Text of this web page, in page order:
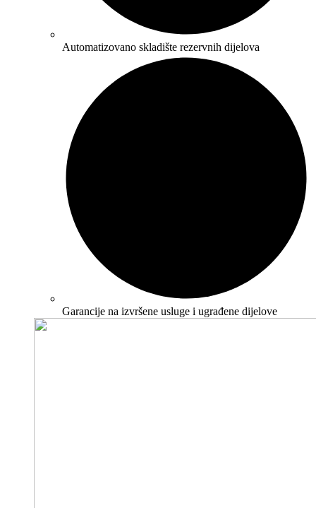
Automatizovano skladište rezervnih dijelova
Garancije na izvršene usluge i ugrađene dijelove